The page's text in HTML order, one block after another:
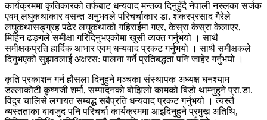
कार्यक्रममा कृतिकारको तर्फबाट धन्यवाद मन्तव्य दिनुहुँदै नेपाली नस्लका सर्जक
एवम् लघुकथाकार वसन्त अनुभवले परिचर्चाकार डा. शंकरप्रसाद गैरेले
लघुकथासङ्ग्रह पढेर लघुकथाको गहिराईमा गएर, केस्रा केस्रा केलाएर,
मिहिन ढङ्गले समीक्षा गरिदिनुभएकोमा खुसी व्यक्त गर्नुभयो । साथै
समीक्षकप्रति हार्दिक आभार एवम् धन्यवाद प्रकट गर्नुभयो । साथै समीक्षकले
दिनुभएको सुझावलाई अक्षरस: पालना गर्ने प्रतिबद्धता पनि जाहेर गर्नुभयो ।
कृति प्रकाशन गर्न हौसला दिनुहुने मञ्चका संस्थापक अध्यक्ष घनश्याम
डल्लाकोटी कृष्णजी शर्मा, सम्पादनको बोझिलो कामको बिंडो थाम्नुहुने प्रा.डा.
विदुर चालिसे लगायत सम्बद्ध सबैप्रति धन्यवाद प्रकट गर्नुभयो । त्यस्तै
व्यस्तताका बावजुद पनि परिचर्चा कार्यक्रममा आइदिनुहुने प्रमुख अतिथि,